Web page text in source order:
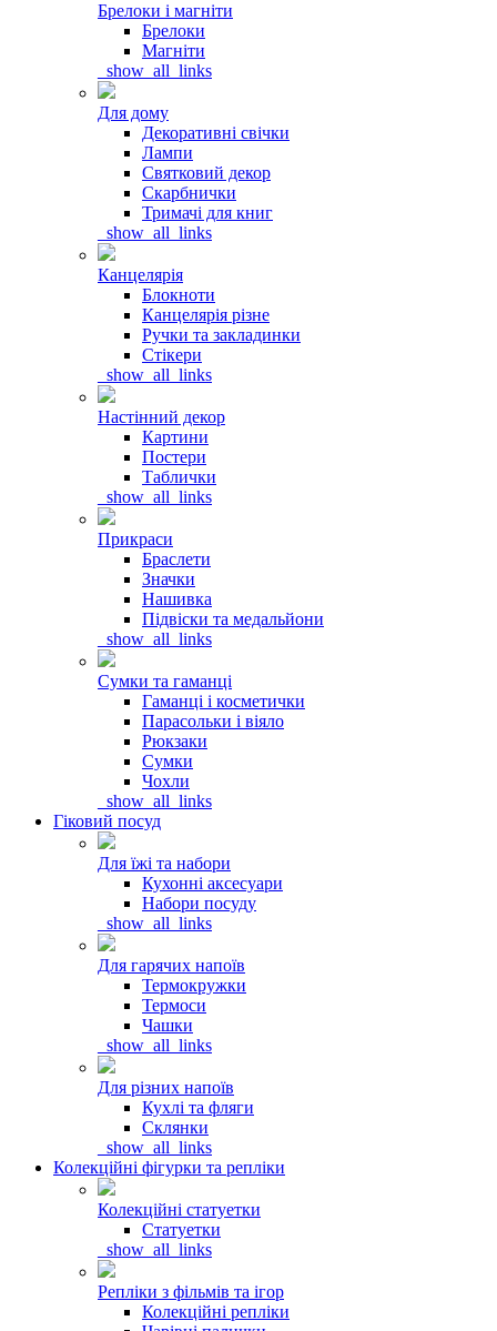
Брелоки і магніти
Брелоки
Магніти
_show_all_links
Для дому
Декоративні свічки
Лампи
Святковий декор
Скарбнички
Тримачі для книг
_show_all_links
Канцелярія
Блокноти
Канцелярія різне
Ручки та закладинки
Стікери
_show_all_links
Настінний декор
Картини
Постери
Таблички
_show_all_links
Прикраси
Браслети
Значки
Нашивка
Підвіски та медальйони
_show_all_links
Сумки та гаманці
Гаманці і косметички
Парасольки і віяло
Рюкзаки
Сумки
Чохли
_show_all_links
Гіковий посуд
Для їжі та набори
Кухонні аксесуари
Набори посуду
_show_all_links
Для гарячих напоїв
Термокружки
Термоси
Чашки
_show_all_links
Для різних напоїв
Кухлі та фляги
Склянки
_show_all_links
Колекційні фігурки та репліки
Колекційні статуетки
Статуетки
_show_all_links
Репліки з фільмів та ігор
Колекційні репліки